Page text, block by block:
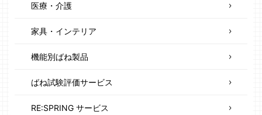
医療・介護
家具・インテリア
機能別ばね製品
ばね試験評価サービス
RE:SPRING サービス